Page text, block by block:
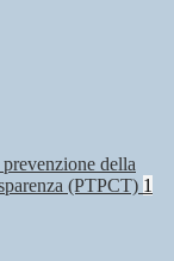
della
(PTPCT) 1